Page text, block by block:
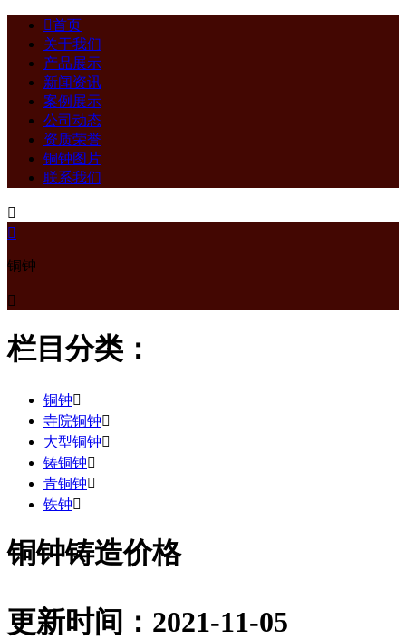
首页
关于我们
产品展示
新闻资讯
案例展示
公司动态
资质荣誉
铜钟图片
联系我们


铜钟

栏目分类：
铜钟
寺院铜钟
大型铜钟
铸铜钟
青铜钟
铁钟
铜钟铸造价格
更新时间：2021-11-05